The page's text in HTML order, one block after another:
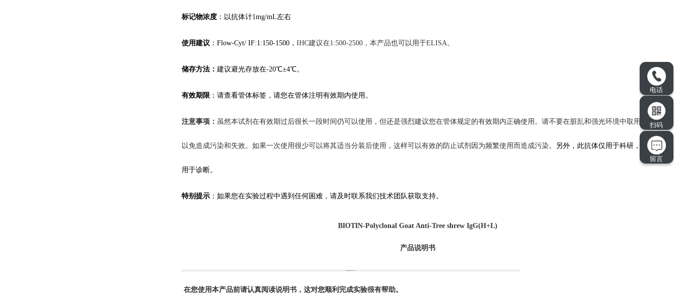
标记物浓度 ： 以抗体计1mg/mL左右
使用建议 ： Flow-Cyt/ IF:1:150-1500， IHC建议在1:500-2500， 本产品也可以用于ELISA。
储存方法： 建议避光存放在-20℃±4℃。
有效期限 ： 请查看管体标签， 请您在管体注明有效期内使用。
注意事项： 虽然本试剂在有效期过后很长一段时间仍可以使用，但还是强烈建议您在管体规定的有效期内正确使用。请不要在脏乱和强光环境中取用，
以免造成污染和失效。如果一次使用很少可以将其适当分装后使用，这样可以有效的防止试剂 因为频繁使用而造成污染。 另外，此抗体仅用于科研，不
用于诊断。
特别提示 ：如果您在实验过程中遇到任何困难，请及时联系我们技术团队获取支持。
BIOTIN-Polyclonal Goat Anti-Tree shrew IgG(H+L)
产品说明书
在您使用本产品前请认真阅读说明书，这对您顺利完成实验很有帮助。